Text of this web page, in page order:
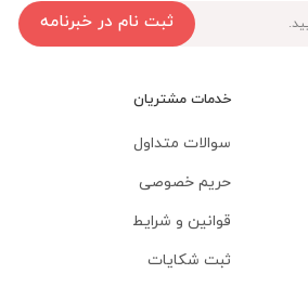
ثبت نام در خبرنامه
خدمات مشتریان
سوالات متداول
حریم خصوصی
قوانین و شرایط
ثبت شکایات